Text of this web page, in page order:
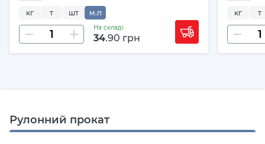
кг т шт м.п
На складі
34.90 грн
кг т
Рулонний прокат